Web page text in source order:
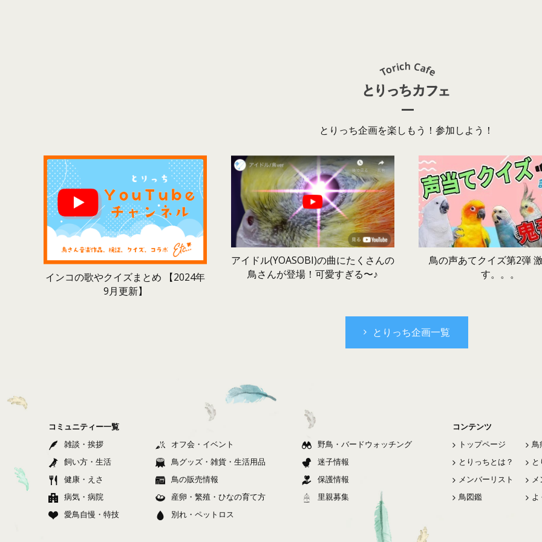
とりっち企画を楽しもう！参加しよう！
インコの歌やクイズまとめ 【2024年
9月更新】
アイドル(YOASOBI)の曲にたくさんの
鳥さんが登場！可愛すぎる〜♪
鳥の声あてクイズ第2弾
す。。。
とりっち企画一覧
コミュニティー一覧
雑談・挨拶
飼い方・生活
健康・えさ
病気・病院
愛鳥自慢・特技
オフ会・イベント
鳥グッズ・雑貨・生活用品
鳥の販売情報
産卵・繁殖・ひなの育て方
別れ・ペットロス
野鳥・バードウォッチング
迷子情報
保護情報
里親募集
コンテンツ
トップページ
とりっちとは？
メンバーリスト
鳥図鑑
鳥
よ